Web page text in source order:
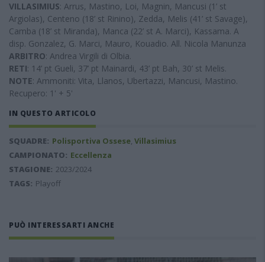
VILLASIMIUS: Arrus, Mastino, Loi, Magnin, Mancusi (1’ st
Argiolas), Centeno (18’ st Rinino), Zedda, Melis (41’ st Savage),
Camba (18’ st Miranda), Manca (22’ st A. Marci), Kassama. A
disp. Gonzalez, G. Marci, Mauro, Kouadio. All. Nicola Manunza
ARBITRO: Andrea Virgili di Olbia.
RETI: 14’ pt Gueli, 37’ pt Mainardi, 43’ pt Bah, 30’ st Melis.
NOTE: Ammoniti: Vita, Llanos, Ubertazzi, Mancusi, Mastino.
Recupero: 1' + 5'
IN QUESTO ARTICOLO
SQUADRE: Polisportiva Ossese, Villasimius
CAMPIONATO: Eccellenza
STAGIONE: 2023/2024
TAGS: Playoff
PUÒ INTERESSARTI ANCHE